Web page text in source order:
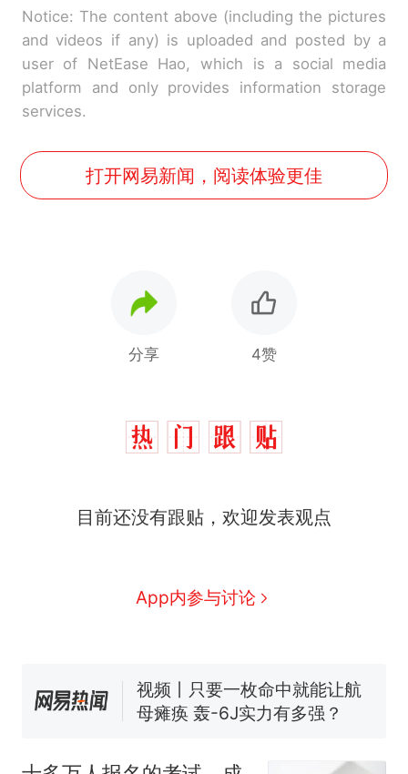
Notice: The content above (including the pictures
and videos if any) is uploaded and posted by a
user of NetEase Hao, which is a social media
platform and only provides information storage
services.
打开网易新闻，阅读体验更佳
分享 4赞
目前还没有跟贴，欢迎发表观点
App内参与讨论
新 全球唯一没有法定首都的国
家，刚改国名，总统就邀请中
了……
视频丨只要一枚命中就能让航
母瘫痪 轰-6J实力有多强？
电力部门回应